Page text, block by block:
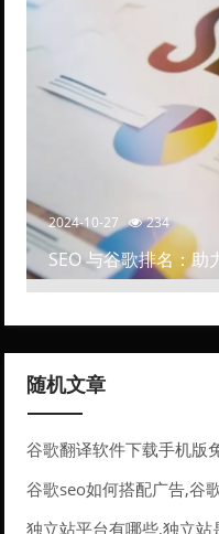
2024-10-27 234
SEO 与谷歌排名：助
随机文章
谷歌翻译软件下载手机版
安装
谷歌seo如何搭配广告,谷
独立站平台有哪些,独立站